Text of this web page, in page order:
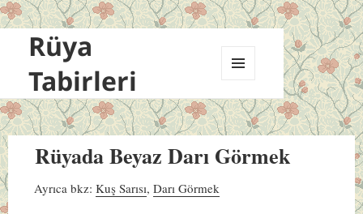
Rüya
Tabirleri
VE
BILEŞENLER
Rüyada Beyaz Darı Görmek
Ayrıca bkz:Kuş Sarısı,Darı Görmek